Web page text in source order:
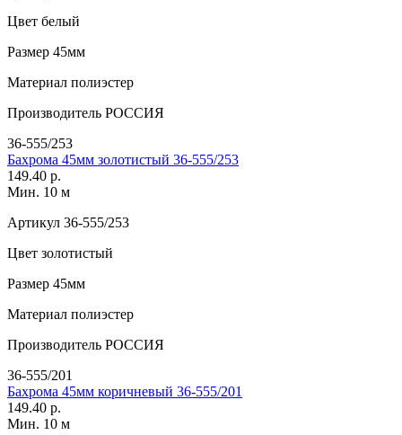
Цвет белый
Размер 45мм
Материал полиэстер
Производитель РОССИЯ
36-555/253
Бахрома 45мм золотистый 36-555/253
149.40 р.
Мин. 10 м
Артикул 36-555/253
Цвет золотистый
Размер 45мм
Материал полиэстер
Производитель РОССИЯ
36-555/201
Бахрома 45мм коричневый 36-555/201
149.40 р.
Мин. 10 м